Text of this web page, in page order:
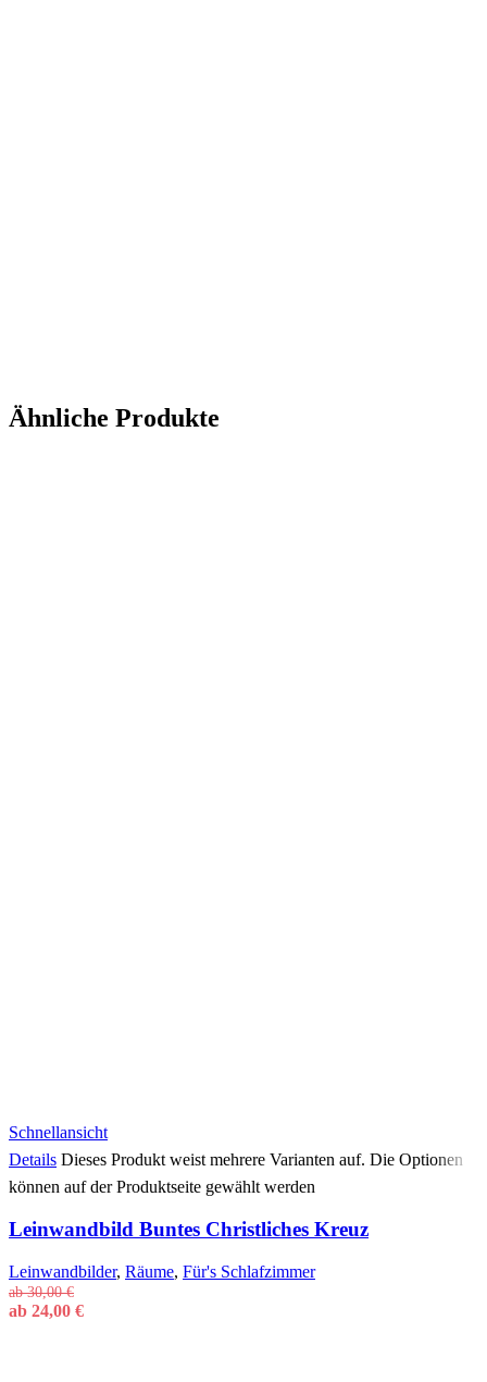
Ähnliche Produkte
Schnellansicht
Details Dieses Produkt weist mehrere Varianten auf. Die Optionen
können auf der Produktseite gewählt werden
Leinwandbild Buntes Christliches Kreuz
Leinwandbilder, Räume, Für's Schlafzimmer
ab30,00€
ab 24,00 €